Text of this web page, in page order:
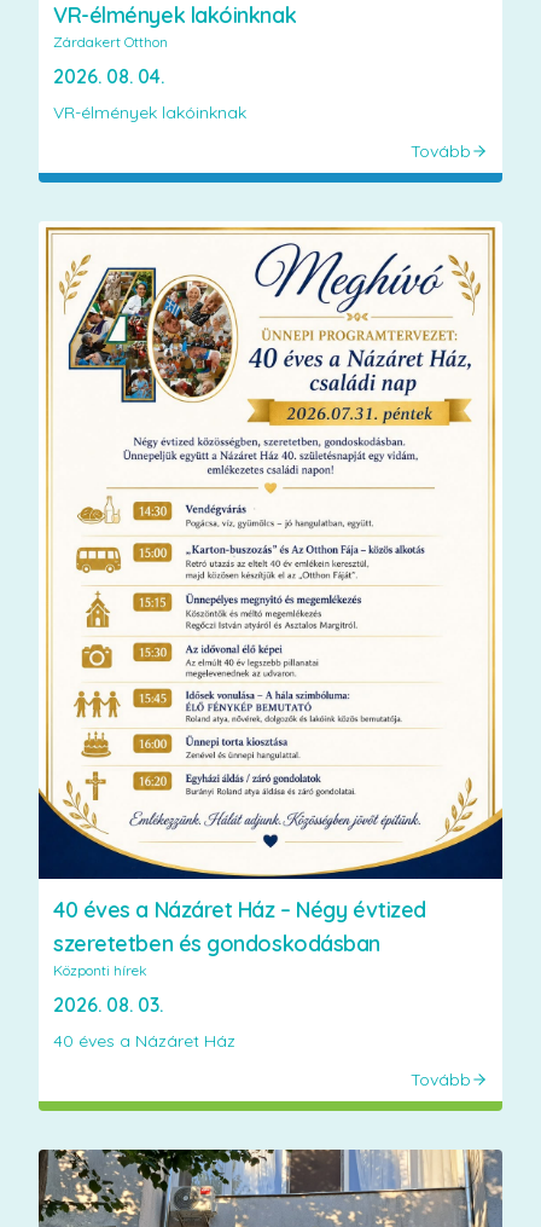
VR-élmények lakóinknak
Zárdakert Otthon
2026. 08. 04.
VR-élmények lakóinknak
Tovább
40 éves a Názáret Ház – Négy évtized
szeretetben és gondoskodásban
Központi hírek
2026. 08. 03.
40 éves a Názáret Ház
Tovább